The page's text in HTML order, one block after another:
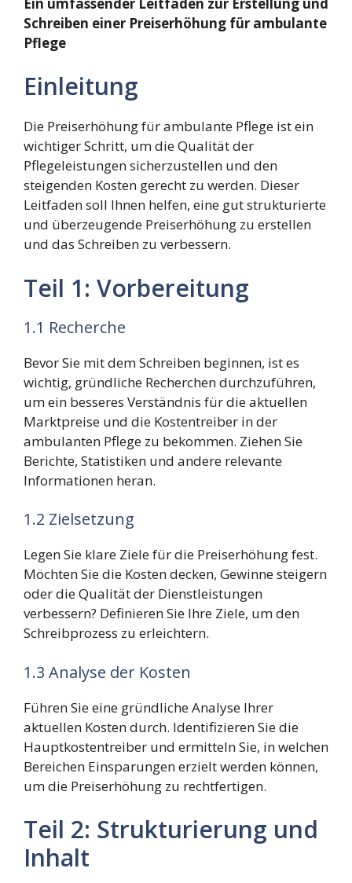
Schreiben einer Preiserhöhung für ambulante
Pflege
Einleitung
Die Preiserhöhung für ambulante Pflege ist ein
wichtiger Schritt, um die Qualität der
Pflegeleistungen sicherzustellen und den
steigenden Kosten gerecht zu werden. Dieser
Leitfaden soll Ihnen helfen, eine gut strukturierte
und überzeugende Preiserhöhung zu erstellen
und das Schreiben zu verbessern.
Teil 1: Vorbereitung
1.1 Recherche
Bevor Sie mit dem Schreiben beginnen, ist es
wichtig, gründliche Recherchen durchzuführen,
um ein besseres Verständnis für die aktuellen
Marktpreise und die Kostentreiber in der
ambulanten Pflege zu bekommen. Ziehen Sie
Berichte, Statistiken und andere relevante
Informationen heran.
1.2 Zielsetzung
Legen Sie klare Ziele für die Preiserhöhung fest.
Möchten Sie die Kosten decken, Gewinne steigern
oder die Qualität der Dienstleistungen
verbessern? Definieren Sie Ihre Ziele, um den
Schreibprozess zu erleichtern.
1.3 Analyse der Kosten
Führen Sie eine gründliche Analyse Ihrer
aktuellen Kosten durch. Identifizieren Sie die
Hauptkostentreiber und ermitteln Sie, in welchen
Bereichen Einsparungen erzielt werden können,
um die Preiserhöhung zu rechtfertigen.
Teil 2: Strukturierung und
Inhalt